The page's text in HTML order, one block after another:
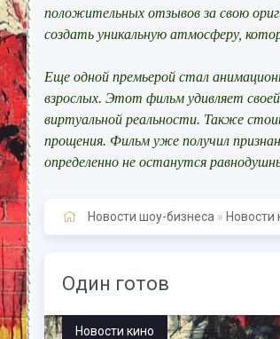
положительных отзывов за свою
создать уникальную атмосферу,
Еще одной премьерой стал
взрослых. Этот фильм удивляет
виртуальной реальности. Также
прощения. Фильм уже получил
определенно не останутся
Новости шоу-бизнеса » Новости
Один готов
Новости кино